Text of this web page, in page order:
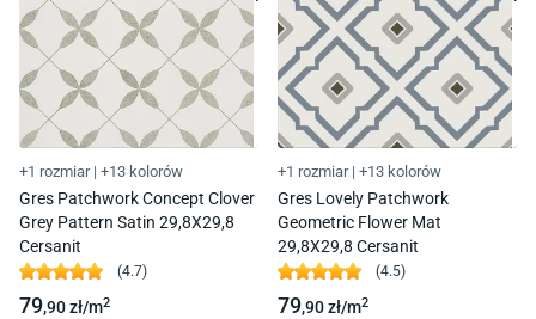
+1 rozmiar | +13 kolorów
Gres Patchwork Concept Clover
Grey Pattern Satin 29,8X29,8
Cersanit
(4.7)
79,90zł/m2
+1 rozmiar | +13 kolorów
Gres Lovely Patchwork
Geometric Flower Mat
29,8X29,8 Cersanit
(4.5)
79,90zł/m2